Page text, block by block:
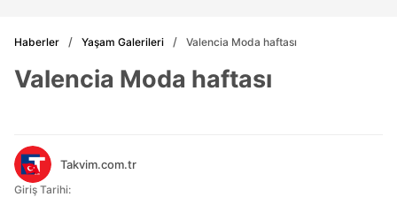
Haberler Yaşam Galerileri Valencia Moda haftası
Valencia Moda haftası
Takvim.com.tr
Giriş Tarihi: